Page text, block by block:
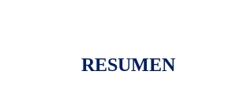
RESUMEN